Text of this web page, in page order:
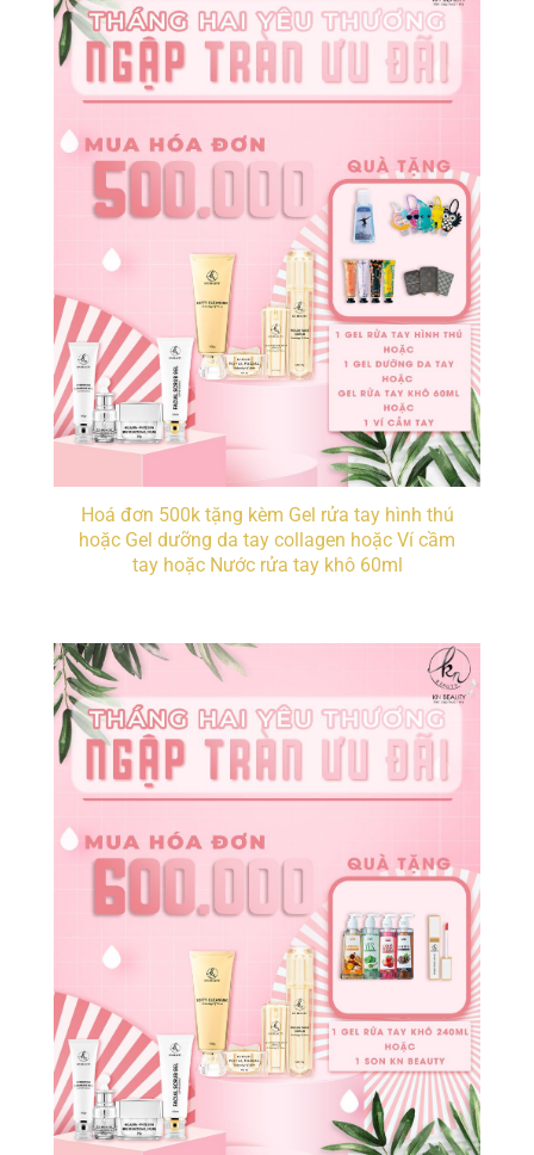
Hoá đơn 500k tặng kèm Gel rửa tay hình thú
hoặc Gel dưỡng da tay collagen hoặc Ví cầm
tay hoặc Nước rửa tay khô 60ml